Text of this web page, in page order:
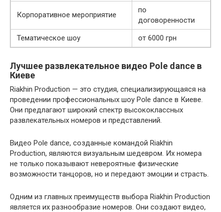
Корпоративное мероприятие
по
договоренности
Тематическое шоу
от 6000 грн
Лучшее развлекательное видео Pole dance в
Киеве
Riakhin Production — это студия, специализирующаяся на
проведении профессиональных шоу Pole dance в Киеве.
Они предлагают широкий спектр высококлассных
развлекательных номеров и представлений.
Видео Pole dance, созданные командой Riakhin
Production, являются визуальным шедевром. Их номера
не только показывают невероятные физические
возможности танцоров, но и передают эмоции и страсть.
Одним из главных преимуществ выбора Riakhin Production
является их разнообразие номеров. Они создают видео,